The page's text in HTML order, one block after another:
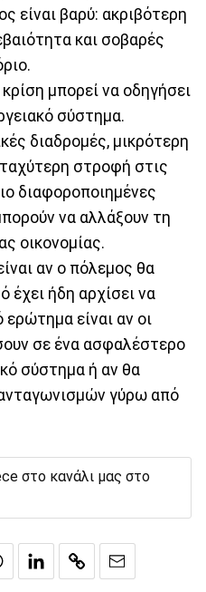
είναι βαρύ: ακριβότερη
και σοβαρές
μπορεί να οδηγήσει
σύστημα.
διαδρομές, μικρότερη
στροφή στις
διαφοροποιημένες
να αλλάξουν τη
οικονομίας.
αν ο πόλεμος θα
έχει ήδη αρχίσει να
ερώτημα είναι αν οι
σε ένα ασφαλέστερο
σύστημα ή αν θα
γύρω από
στο κανάλι μας στο